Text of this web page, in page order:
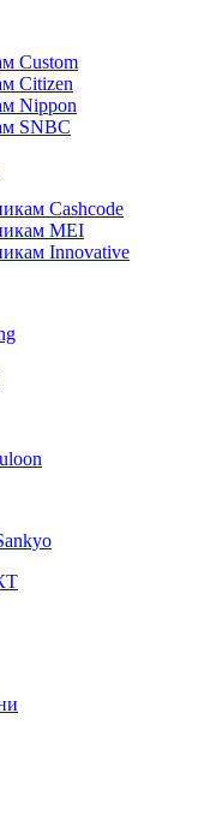
Custom
Citizen
Nippon
SNBC
Cashcode
MEI
Innovative